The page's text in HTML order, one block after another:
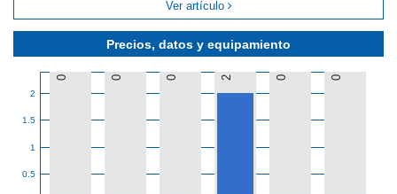
Precios, datos y equipamiento
0.5
1
1.5
2
0 0 0 2 0 0
Ver artículo